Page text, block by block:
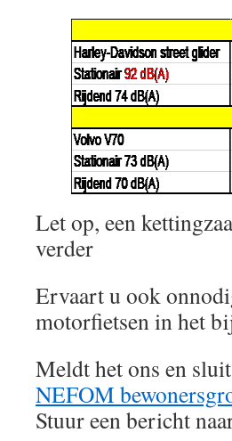
Let op, een
verder
Ervaart u ook
motorfietsen in het
Meldt het ons en
NEFOM
Stuur een bericht